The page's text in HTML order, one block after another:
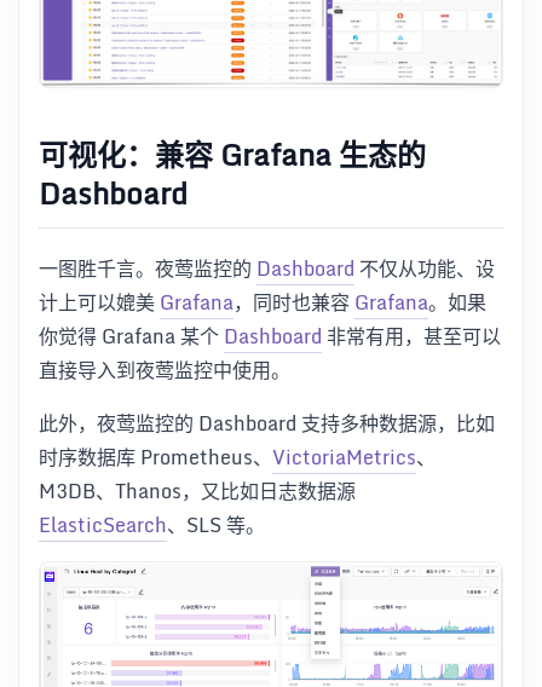
可视化：兼容 Grafana 生态的
Dashboard
一图胜千言。夜莺监控的 Dashboard 不仅从功能、设
计上可以媲美Grafana，同时也兼容Grafana。如果
你觉得 Grafana 某个Dashboard 非常有用，甚至可以
直接导入到夜莺监控中使用。
此外，夜莺监控的 Dashboard 支持多种数据源，比如
时序数据库 Prometheus、 VictoriaMetrics、
M3DB、Thanos，又比如日志数据源
ElasticSearch、SLS 等。